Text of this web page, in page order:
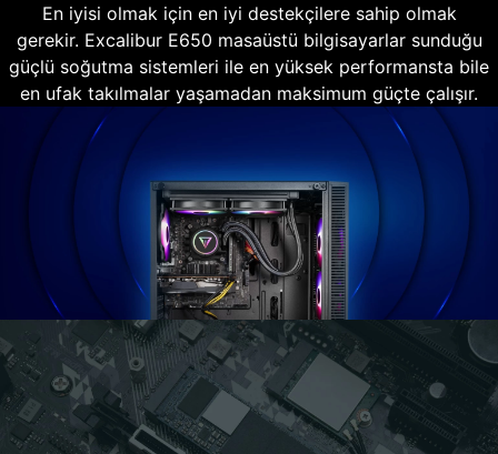
En iyisi olmak için en iyi destekçilere sahip olmak
gerekir. Excalibur E650 masaüstü bilgisayarlar sunduğu
güçlü soğutma sistemleri ile en yüksek performansta bile
en ufak takılmalar yaşamadan maksimum güçte çalışır.